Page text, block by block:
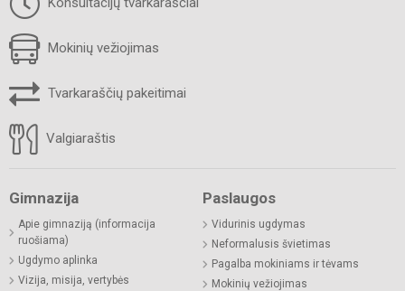
Mokinių vežiojimas
Tvarkaraščių pakeitimai
Valgiaraštis
Gimnazija
Apie gimnaziją (informacija
ruošiama)
Ugdymo aplinka
Vizija, misija, vertybės
Paslaugos
Vidurinis ugdymas
Neformalusis švietimas
Pagalba mokiniams ir tėvams
Mokinių vežiojimas